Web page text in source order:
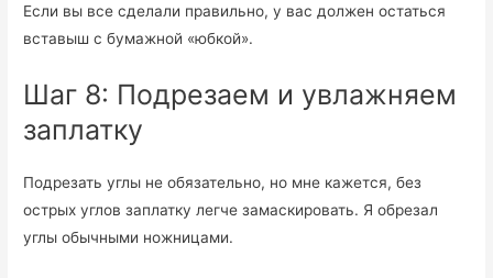
Если вы все сделали правильно, у вас должен остаться
вставыш с бумажной «юбкой».
Шаг 8: Подрезаем и увлажняем
заплатку
Подрезать углы не обязательно, но мне кажется, без
острых углов заплатку легче замаскировать. Я обрезал
углы обычными ножницами.